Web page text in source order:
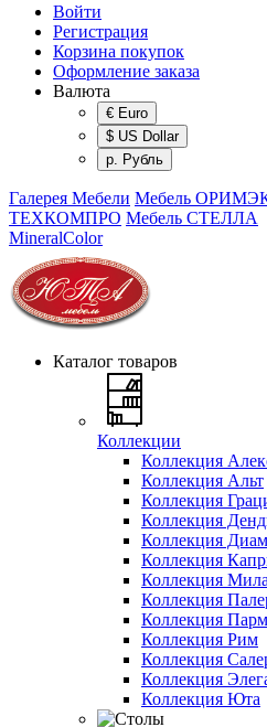
Войти
Регистрация
Корзина покупок
Оформление заказа
Валюта
€ Euro
$ US Dollar
р. Рубль
Галерея Мебели Мебель
ТЕХКОМПРО Мебель СТЕЛЛА
MineralColor
Каталог товаров
Коллекции
Коллекция
Коллекция Альт
Коллекция
Коллекция
Коллекция
Коллекция
Коллекция
Коллекция
Коллекция
Коллекция Рим
Коллекция
Коллекция
Коллекция Юта